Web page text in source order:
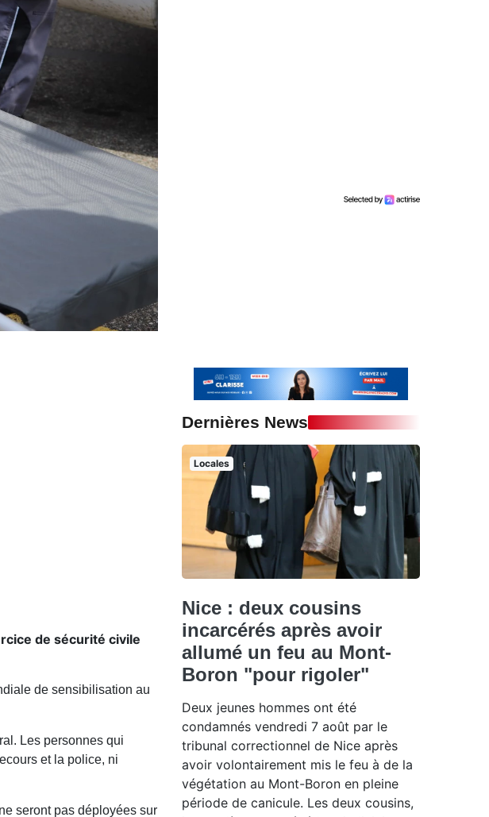
de sécurité civile
de sensibilisation au
Les personnes qui
et la police, ni
seront pas déployées sur
Dernières News
Locales
Nice : deux cousins
incarcérés après avoir
allumé un feu au Mont-
Boron "pour rigoler"
Deux jeunes hommes ont été
condamnés vendredi 7 août par le
tribunal correctionnel de Nice après
avoir volontairement mis le feu à de la
végétation au Mont-Boron en pleine
période de canicule. Les deux cousins,